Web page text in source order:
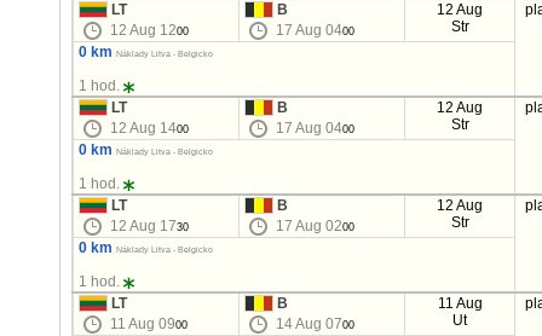
LT
12 Aug 1200
B
17 Aug 0400
12 Aug
Str
0 km Náklady Litva - Belgicko
1 hod.
LT
12 Aug 1400
B
17 Aug 0400
12 Aug
Str
0 km Náklady Litva - Belgicko
1 hod.
LT
12 Aug 1730
B
17 Aug 0200
12 Aug
Str
0 km Náklady Litva - Belgicko
1 hod.
LT
11 Aug 0900
B
14 Aug 0700
11 Aug
Ut